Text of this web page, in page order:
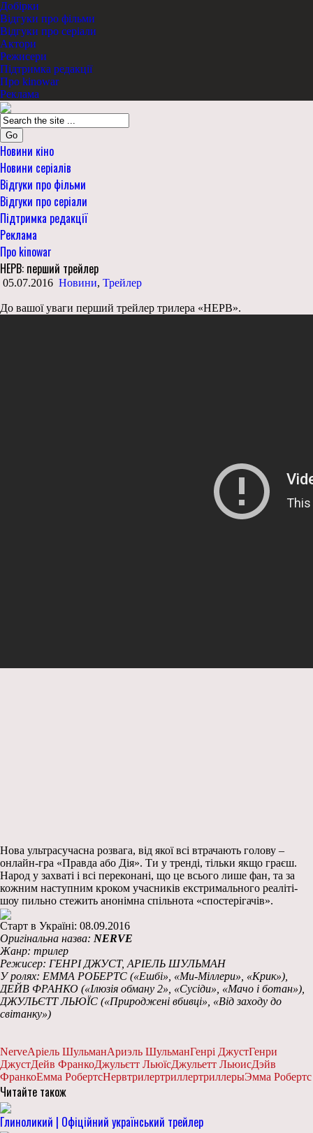
Добірки
Відгуки про фільми
Відгуки про серіали
Актори
Режисери
Підтримка редакції
Про kinowar
Реклама
Go
Новини кіно
Новини серіалів
Відгуки про фільми
Відгуки про серіали
Підтримка редакції
Реклама
Про kinowar
НЕРВ: перший трейлер
05.07.2016 Новини, Трейлер
До вашої уваги перший трейлер трилера «НЕРВ».
Нова ультрасучасна розвага, від якої всі втрачають голову –
онлайн-гра «Правда або Дія». Ти у тренді, тільки якщо граєш.
Народ у захваті і всі переконані, що це всього лише фан, та за
кожним наступним кроком учасників екстримального реаліті-
шоу пильно стежить анонімна спільнота «спостерігачів».
Старт в Україні: 08.09.2016
Оригінальна назва: NERVE
Жанр: трилер
Режисер: ГЕНРІ ДЖУСТ, АРІЕЛЬ ШУЛЬМАН
У ролях: ЕММА РОБЕРТС («Ешбі», «Ми-Міллери», «Крик»),
ДЕЙВ ФРАНКО («Ілюзія обману 2», «Сусіди», «Мачо і ботан»),
ДЖУЛЬЄТТ ЛЬЮЇС («Природжені вбивці», «Від заходу до
світанку»)
NerveАріель ШульманАриэль ШульманГенрі ДжустГенри
ДжустДейв ФранкоДжульєтт ЛьюїсДжульетт ЛьюисДэйв
ФранкоЕмма РобертсНервтрилертриллертриллерыЭмма Робертс
Читайте також
Глиноликий | Офіційний український трейлер